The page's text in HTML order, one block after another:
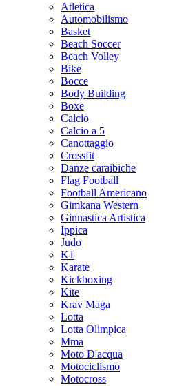
Atletica
Automobilismo
Basket
Beach Soccer
Beach Volley
Bike
Bocce
Body Building
Boxe
Calcio
Calcio a 5
Canottaggio
Crossfit
Danze caraibiche
Flag Football
Football Americano
Gimkana Western
Ginnastica Artistica
Ippica
Judo
K1
Karate
Kickboxing
Kite
Krav Maga
Lotta
Lotta Olimpica
Mma
Moto D'acqua
Motociclismo
Motocross